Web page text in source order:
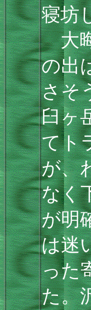
寝坊
大晦
の出
さそ
臼ヶ
てト
が、
なく
が明
は迷
った
た。